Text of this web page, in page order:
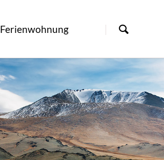
Ferienwohnung